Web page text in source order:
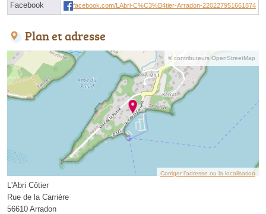
Facebook facebook.com/LAbri-C%C3%B4tier-Arradon-220227951661874
Plan et adresse
© contributeurs OpenStreetMap
Corriger l’adresse ou la localisation
L'Abri Côtier
Rue de la Carrière
56610 Arradon